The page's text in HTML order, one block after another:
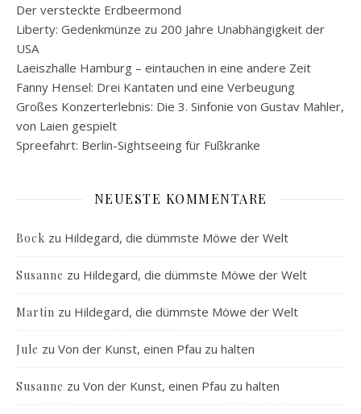
Der versteckte Erdbeermond
Liberty: Gedenkmünze zu 200 Jahre Unabhängigkeit der
USA
Laeiszhalle Hamburg – eintauchen in eine andere Zeit
Fanny Hensel: Drei Kantaten und eine Verbeugung
Großes Konzerterlebnis: Die 3. Sinfonie von Gustav Mahler,
von Laien gespielt
Spreefahrt: Berlin-Sightseeing für Fußkranke
NEUESTE KOMMENTARE
Bock zu Hildegard, die dümmste Möwe der Welt
Susanne zu Hildegard, die dümmste Möwe der Welt
Martin zu Hildegard, die dümmste Möwe der Welt
Jule zu Von der Kunst, einen Pfau zu halten
Susanne zu Von der Kunst, einen Pfau zu halten